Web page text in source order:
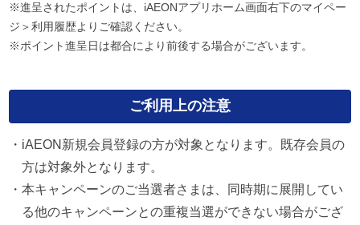
※進呈されたポイントは、iAEONアプリホーム画面右下のマイペー
ジ＞利用履歴よりご確認ください。
※ポイント進呈日は都合により前後する場合がございます。
ご利用上の注意
・iAEON新規会員登録の方が対象となります。既存会員の
方は対象外となります。
・本キャンペーンのご当選者さまは、同時期に展開してい
る他のキャンペーンとの重複当選ができない場合がござ